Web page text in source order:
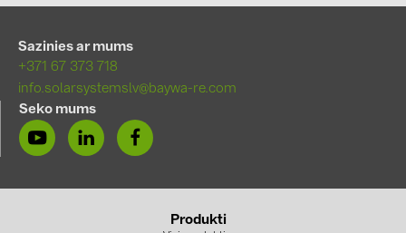
Sazinies ar mums
+371 67 373 718
info.solarsystemslv@baywa-re.com
Seko mums
Produkti